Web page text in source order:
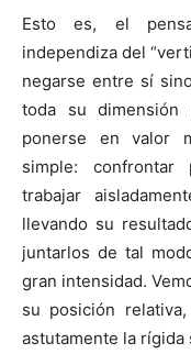
Esto es, el
independiza del
negarse entre sí
toda su dimensión
ponerse en valor
simple:
trabajar
llevando su
juntarlos de tal
gran intensidad.
su posición
astutamente la rígida